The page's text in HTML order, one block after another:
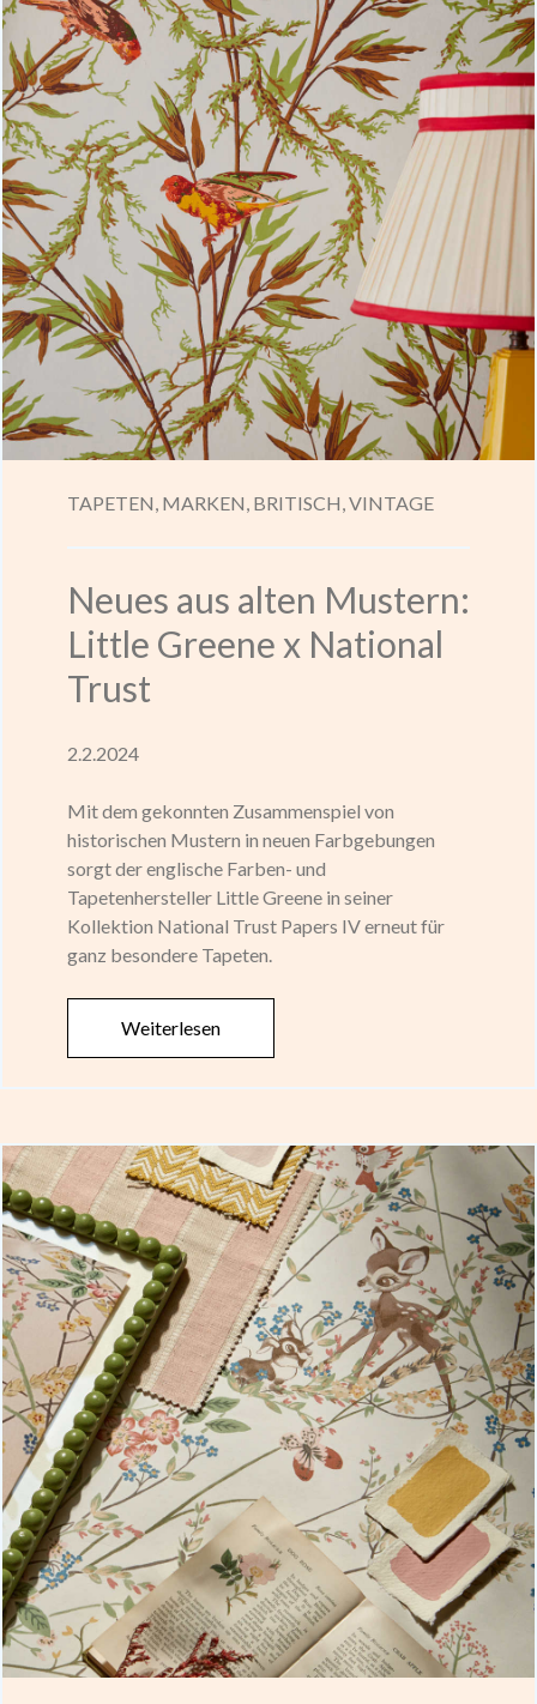
TAPETEN, MARKEN, BRITISCH,VINTAGE
Neues aus alten Mustern:
Little Greene x National
Trust
2.2.2024
Mit dem gekonnten Zusammenspiel von
historischen Mustern in neuen Farbgebungen
sorgt der englische Farben- und
Tapetenhersteller Little Greene in seiner
Kollektion National Trust Papers IV erneut für
ganz besondere Tapeten.
Weiterlesen